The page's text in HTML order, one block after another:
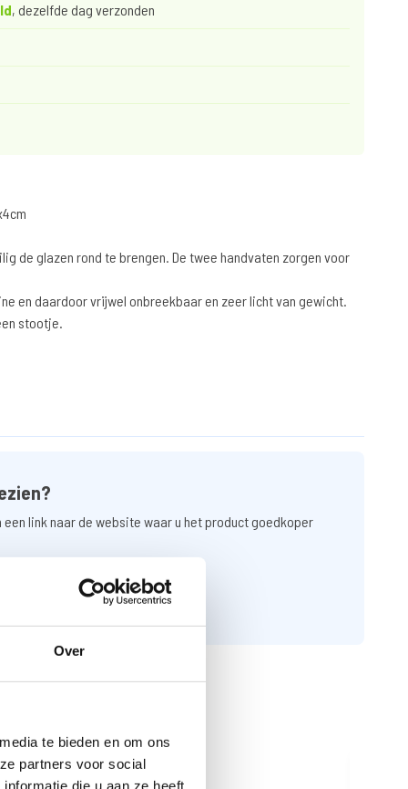
Over
te bieden en om ons
partners voor social
die u aan ze heeft
, dezelfde dag verzonden
de glazen rond te brengen. De twee handvaten zorgen voor
en daardoor vrijwel onbreekbaar en zeer licht van gewicht.
stootje.
link naar de website waar u het product goedkoper